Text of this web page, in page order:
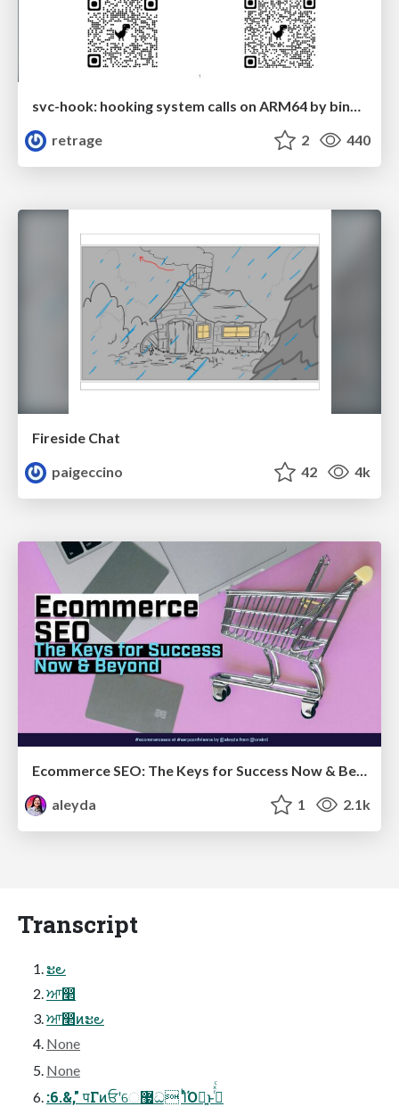
svc-hook: hooking system calls on ARM64 by binary rewriting
retrage
2 440
Fireside Chat
paigeccino
42 4k
aleyda
1 2.1k
Transcript
ະ౿
ਆ෢
ਆ෢ͷະ౿
None
None
:6.&," पΓͷਓʹେ޷ධ ΊͬͪΌྑ͍ͱࢥͬͯͨ